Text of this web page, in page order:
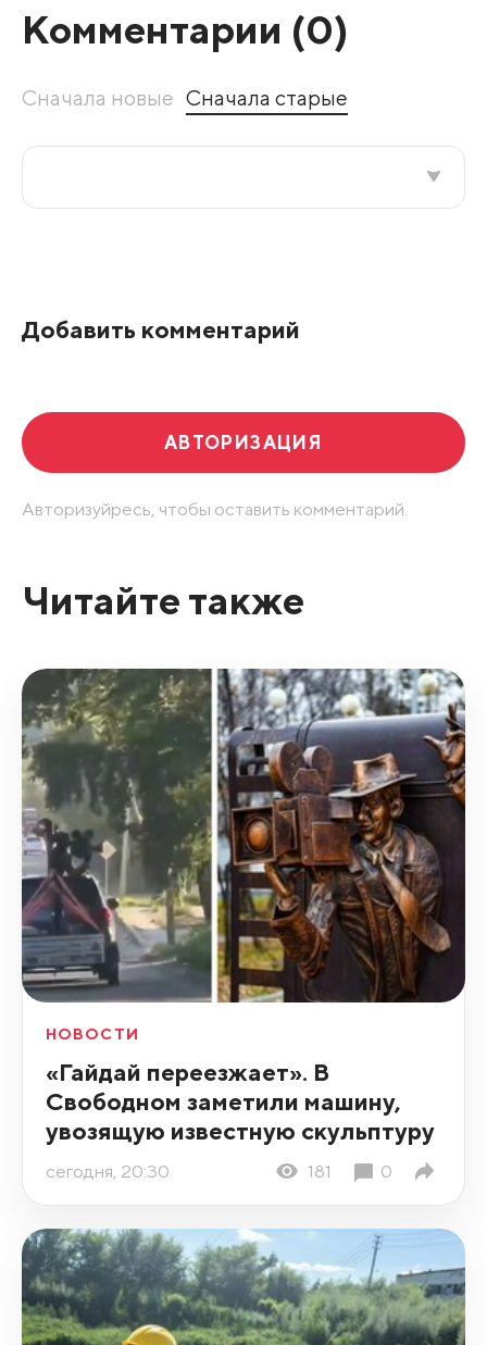
Комментарии (0)
Сначала новые Сначала старые
Добавить комментарий
АВТОРИЗАЦИЯ
Авторизуйресь, чтобы оставить комментарий.
Читайте также
НОВОСТИ
«Гайдай переезжает». В
Свободном заметили машину,
увозящую известную скульптуру
сегодня, 20:30 181 0